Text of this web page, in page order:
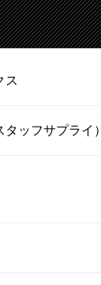
ス
ッフサプライ）